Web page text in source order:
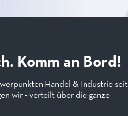
Komm an Bord!
Handel & Industrie seit
wir - verteilt über die ganze